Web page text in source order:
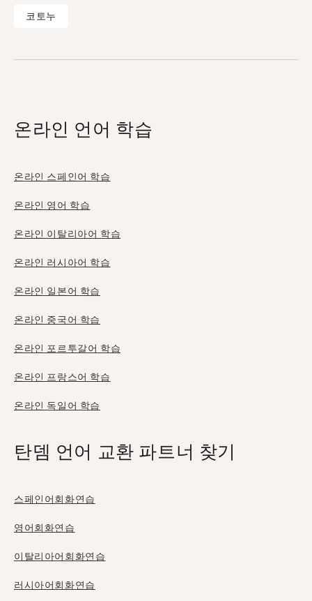
코토누
온라인 언어 학습
온라인 스페인어 학습
온라인 영어 학습
온라인 이탈리아어 학습
온라인 러시아어 학습
온라인 일본어 학습
온라인 중국어 학습
온라인 포르투갈어 학습
온라인 프랑스어 학습
온라인 독일어 학습
탄뎀 언어 교환 파트너 찾기
스페인어회화연습
영어회화연습
이탈리아어회화연습
러시아어회화연습